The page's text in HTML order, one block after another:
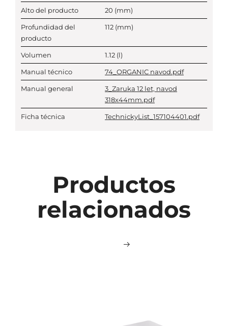
Alto del producto 20 (mm)
Profundidad del
producto
112 (mm)
Volumen 1.12 (l)
Manual técnico 74_ORGANIC navod.pdf
Manual general
3_Zaruka 12 let, navod
318x44mm.pdf
Ficha técnica TechnickyList_157104401.pdf
Productos
relacionados